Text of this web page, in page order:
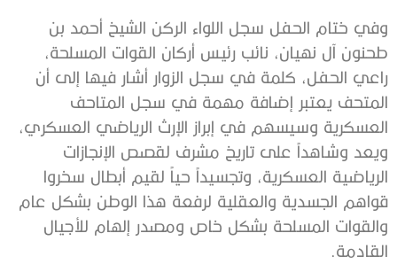
وفي ختام الحفل سجل اللواء الركن الشيخ أحمد بن
طحنون آل نهيان، نائب رئيس أركان القوات المسلحة،
راعي الحفل، كلمة في سجل الزوار أشار فيها إلى أن
المتحف يعتبر إضافة مهمة في سجل المتاحف
العسكرية وسيسهم في إبراز الإرث الرياضي العسكري،
ويعد وشاهداً على تاريخ مشرف لقصص الإنجازات
الرياضية العسكرية، وتجسيداً حياً لقيم أبطال سخروا
قواهم الجسدية والعقلية لرفعة هذا الوطن بشكل عام
والقوات المسلحة بشكل خاص ومصدر إلهام للأجيال
القادمة.